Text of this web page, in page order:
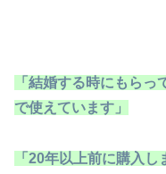
「結婚する時にもら
で使えています」
「20年以上前に購入